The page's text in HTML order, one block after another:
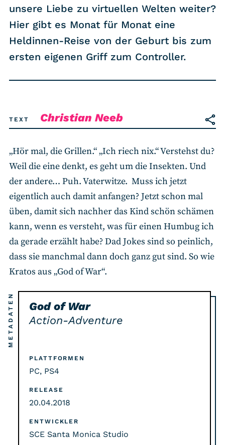
IMPRESSUM
DATENSCHUTZ
KONTAKT
unsere Liebe zu virtuellen Welten weiter?
Hier gibt es Monat für Monat eine
Heldinnen-Reise von der Geburt bis zum
ersten eigenen Griff zum Controller.
TEXT Christian Neeb
„Hör mal, die Grillen.“ „Ich riech nix.“ Verstehst du?
Weil die eine denkt, es geht um die Insekten. Und
der andere… Puh. Vaterwitze. Muss ich jetzt
eigentlich auch damit anfangen? Jetzt schon mal
üben, damit sich nachher das Kind schön schämen
kann, wenn es versteht, was für einen Humbug ich
da gerade erzählt habe? Dad Jokes sind so peinlich,
dass sie manchmal dann doch ganz gut sind. So wie
Kratos aus „God of War“.
METADATEN
God of War
Action-Adventure
PLATTFORMEN
PC, PS4
RELEASE
20.04.2018
ENTWICKLER
SCE Santa Monica Studio